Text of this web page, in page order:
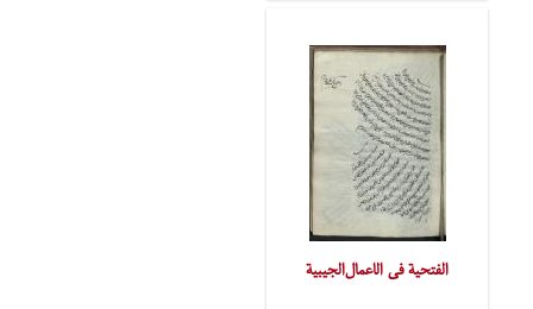
الفتحیة فی الاعمال‌الجیبیة